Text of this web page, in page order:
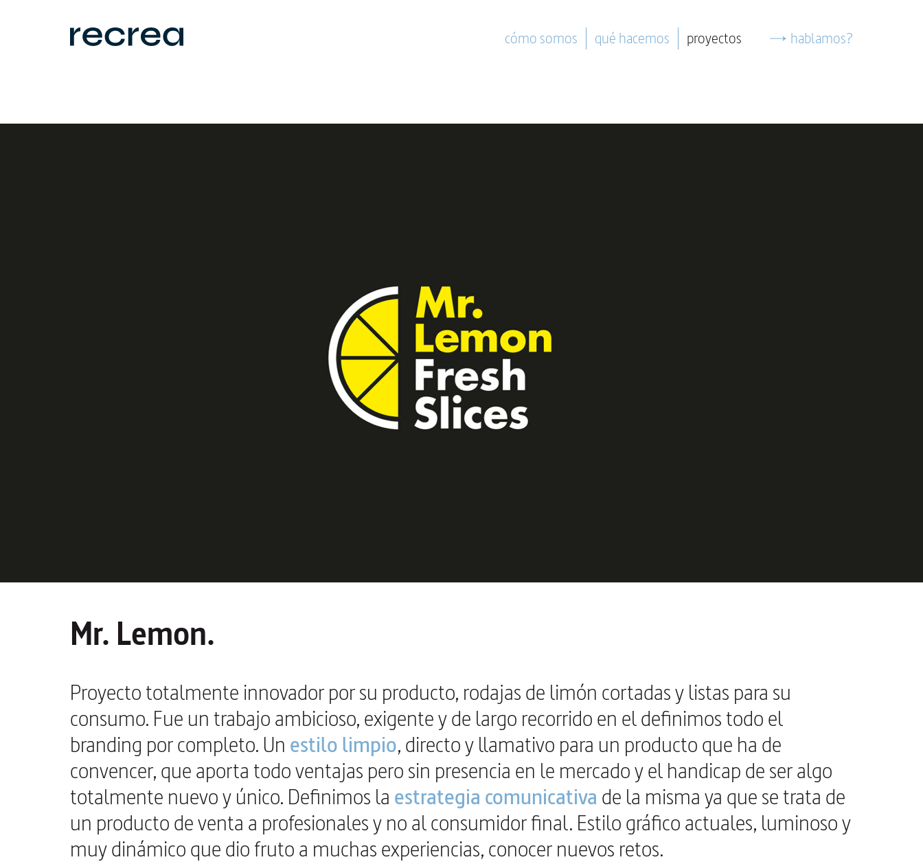
cómo somos qué hacemos proyectos hablamos?
Mr. Lemon.
Proyecto totalmente innovador por su producto, rodajas de limón cortadas y listas para su
consumo. Fue un trabajo ambicioso, exigente y de largo recorrido en el definimos todo el
branding por completo. Un estilo limpio, directo y llamativo para un producto que ha de
convencer, que aporta todo ventajas pero sin presencia en le mercado y el handicap de ser algo
totalmente nuevo y único. Definimos la estrategia comunicativa de la misma ya que se trata de
un producto de venta a profesionales y no al consumidor final. Estilo gráfico actuales, luminoso y
muy dinámico que dio fruto a muchas experiencias, conocer nuevos retos.